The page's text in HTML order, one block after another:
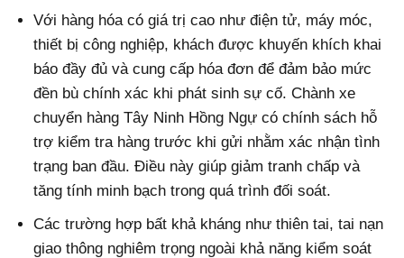
Với hàng hóa có giá trị cao như điện tử, máy móc,
thiết bị công nghiệp, khách được khuyến khích khai
báo đầy đủ và cung cấp hóa đơn để đảm bảo mức
đền bù chính xác khi phát sinh sự cố. Chành xe
chuyển hàng Tây Ninh Hồng Ngự có chính sách hỗ
trợ kiểm tra hàng trước khi gửi nhằm xác nhận tình
trạng ban đầu. Điều này giúp giảm tranh chấp và
tăng tính minh bạch trong quá trình đối soát.
Các trường hợp bất khả kháng như thiên tai, tai nạn
giao thông nghiêm trọng ngoài khả năng kiểm soát